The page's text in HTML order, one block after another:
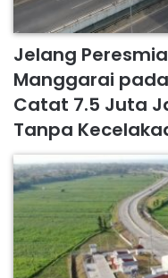
Jelang
Manggarai
Catat 7.5 Juta
Tanpa